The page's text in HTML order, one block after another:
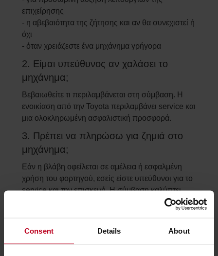
Consent Details About
επιχείρησης
- η αβεβαιότητα της ζήτησης και αν θα συνεχιστεί ή
όχι
- όταν χρειάζεστε ένα μηχάνημα γρήγορα
2. Είμαι υπεύθυνος αν χαλάσει το
μηχάνημα;
Βεβαιωθείτε τι περιλαμβάνεται στη σύμβαση. Η
ενοικίαση από την Toyota περιλαμβάνει service και
μια ολοκληρωμένη ασφαλιστική προσφορά.
3. Πρέπει να πληρώσω για ζημιά στο
μηχάνημα;
Εάν η βλάβη οφείλεται σε αμέλεια ή εσφαλμένη
χρήση του φορτηγού, εσείς είστε υπεύθυνοι για το
service και την επισκευή. Η σύμβαση καλύπτει
σωστό μηχάνημα;